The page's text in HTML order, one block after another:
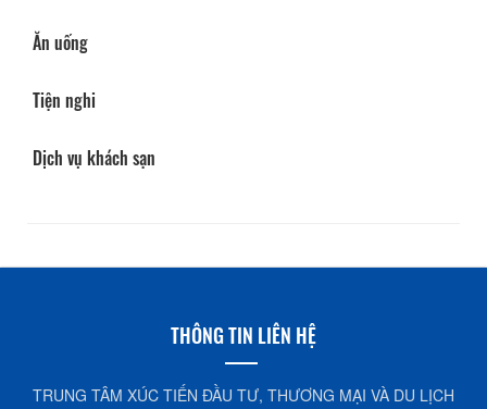
Ăn uống
Tiện nghi
Dịch vụ khách sạn
THÔNG TIN LIÊN HỆ
TRUNG TÂM XÚC TIẾN ĐẦU TƯ, THƯƠNG MẠI VÀ DU LỊCH